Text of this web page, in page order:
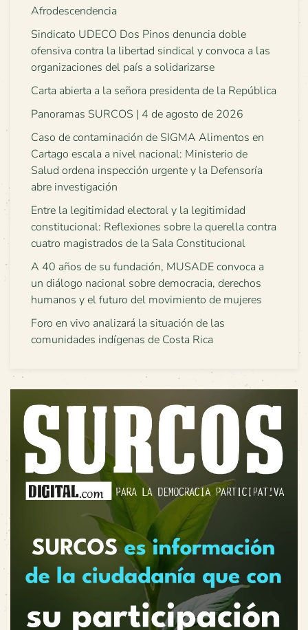
Afrodescendencia
Sindicato UDECO Dos Pinos denuncia doble
ofensiva contra la libertad sindical y convoca a las
organizaciones del país a solidarizarse
Carta abierta a la señora presidenta de la República
Panoramas SURCOS | 4 de agosto de 2026
Caso de contaminación de SIGMA Alimentos en
Cartago escala a nivel nacional: Ministerio de
Salud ordena inspección urgente y la Defensoría
abre investigación
Entre la legitimidad electoral y la legitimidad
constitucional: Reflexiones sobre la querella contra
cuatro magistrados de la Sala Constitucional
A 40 años de su fundación, MUSADE convoca a
un diálogo nacional sobre democracia, derechos
humanos y el futuro del movimiento de mujeres
Foro en vivo analizará la situación de las
comunidades indígenas de Costa Rica